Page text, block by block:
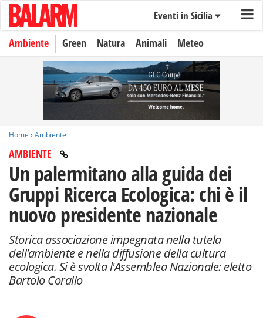
Eventi in Sicilia
Ambiente Green Natura Animali Meteo
Home › Ambiente
AMBIENTE
Un palermitano alla guida dei
Gruppi Ricerca Ecologica: chi è il
nuovo presidente nazionale
Storica associazione impegnata nella tutela
dell’ambiente e nella diffusione della cultura
ecologica. Si è svolta l'Assemblea Nazionale: eletto
Bartolo Corallo